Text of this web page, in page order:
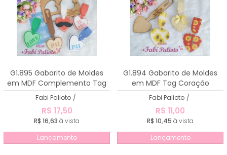
G1.895 Gabarito de Moldes
em MDF Complemento Tag
Coração
Fabi Palioto /
R$ 17,50
R$ 16,63 à vista
Lançamento
G1.894 Gabarito de Moldes
em MDF Tag Coração
Fabi Palioto /
R$ 11,00
R$ 10,45 à vista
Lançamento